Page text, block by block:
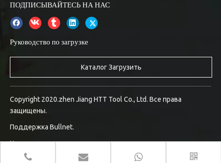
ПОДПИСЫВАЙТЕСЬ НА НАС
Руководство по загрузке
Каталог Загрузить
Copyright 2020.zhen Jiang HTT Tool Co., Ltd. Все права
защищены.
Поддержка Bullnet.
Управление входом